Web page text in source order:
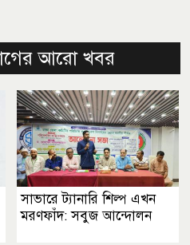
আরো খবর
সাভারে ট্যানারি শিল্প এখন
মরণফাঁদ: সবুজ আন্দোলন